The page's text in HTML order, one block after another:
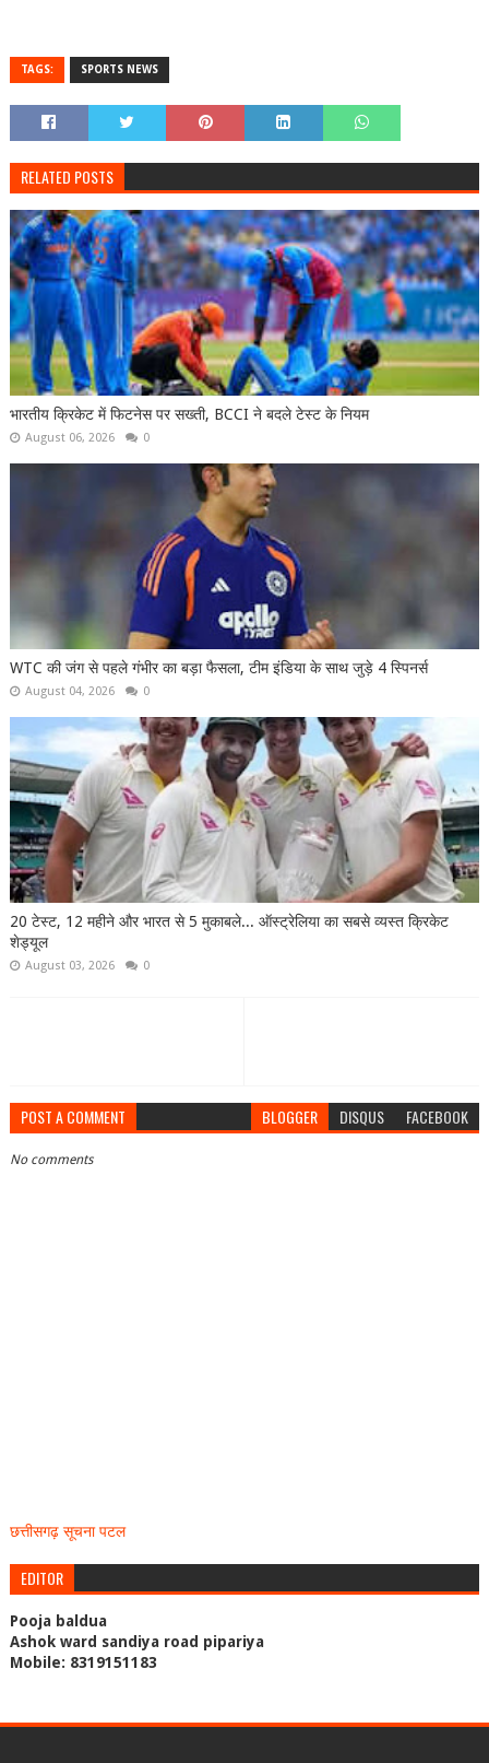
TAGS: SPORTS NEWS
RELATED POSTS
भारतीय क्रिकेट में फिटनेस पर सख्ती, BCCI ने बदले टेस्ट के नियम
August 06, 2026 0
WTC की जंग से पहले गंभीर का बड़ा फैसला, टीम इंडिया के साथ जुड़े 4 स्पिनर्स
August 04, 2026 0
20 टेस्ट, 12 महीने और भारत से 5 मुकाबले... ऑस्ट्रेलिया का सबसे व्यस्त क्रिकेट
शेड्यूल
August 03, 2026 0
POST A COMMENT BLOGGER DISQUS FACEBOOK
No comments
छत्तीसगढ़ सूचना पटल
EDITOR
Pooja baldua
Ashok ward sandiya road pipariya
Mobile: 8319151183